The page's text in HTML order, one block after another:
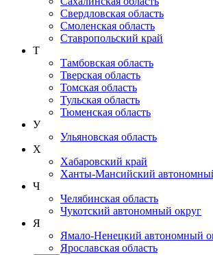
Свердловская область
Смоленская область
Ставропольский край
Т
Тамбовская область
Тверская область
Томская область
Тульская область
Тюменская область
У
Ульяновская область
Х
Хабаровский край
Ханты-Мансийский
Ч
Челябинская область
Чукотский автономный округ
Я
Ямало-Ненецкий автономный
Ярославская область